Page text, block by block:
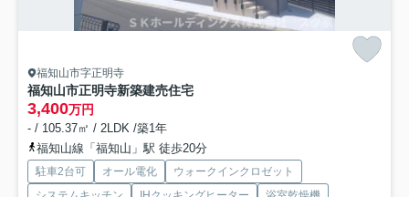
福知山市字正明寺
福知山市正明寺新築建売住宅
3,400万円
- / 105.37㎡ / 2LDK /築1年
福知山線「福知山」駅 徒歩20分
駐車2台可 オール電化
ウォークインクロゼット